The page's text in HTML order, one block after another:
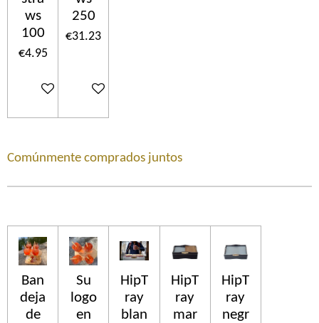
ws
100
€4.95
Add to cart
250
€31.23
Add to cart
Comúnmente comprados juntos
Ban
deja
de
Su
logo
en
HipT
ray
blan
HipT
ray
mar
HipT
ray
negr